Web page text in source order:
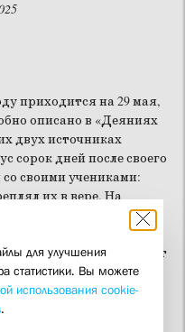
приходится на 29 мая,
описано в «Деяниях
двух источниках
сорок дней после своего
своими учениками:
их в вере. На
в Иерусалиме,
и рассказал им, что
совсем скоро их осенит
для улучшения
статистики. Вы можете
использования cookie-
.